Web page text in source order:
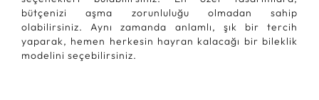
bütçenizi aşma zorunluluğu olmadan sahip
olabilirsiniz. Aynı zamanda anlamlı, şık bir tercih
yaparak, hemen herkesin hayran kalacağı bir bileklik
modelini seçebilirsiniz.